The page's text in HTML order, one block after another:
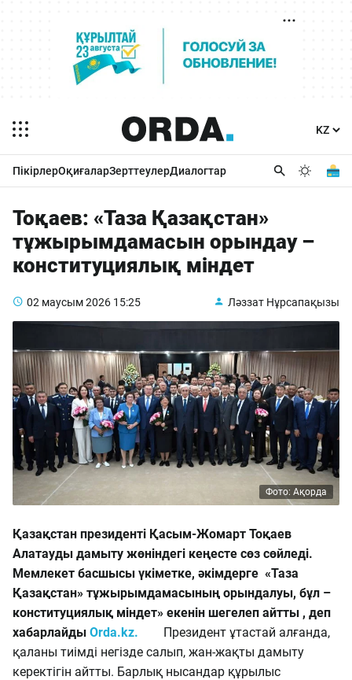
ПікірлерОқиғаларЗерттеулерДиалогтар
Тоқаев: «Таза Қазақстан»
тұжырымдамасын орындау –
конституциялық міндет
02 маусым 2026 15:25 Ләззат Нұрсапақызы
Фото: Ақорда
Қазақстан президенті Қасым-Жомарт Тоқаев
Алатауды дамыту жөніндегі кеңесте сөз сөйледі.
Мемлекет басшысы үкіметке, әкімдерге «Таза
Қазақстан» тұжырымдамасының орындалуы, бұл –
конституциялық міндет» екенін шегелеп айтты , деп
хабарлайды Orda.kz.
Президент ұтастай алғанда,
қаланы тиімді негізде салып, жан-жақты дамыту
керектігін айтты. Барлық нысандар құрылыс